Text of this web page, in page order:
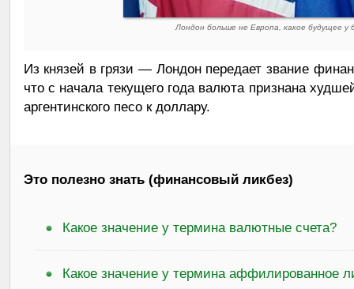
Лондон больше не Европа, какое будущее у
Из князей в грязи — Лондон передает звание
что с начала текущего года валюта признана
аргентинского песо к доллару.
Это полезно знать (финансовый ликбез)
Какое значение у термина валютные счета?
Какое значение у термина аффилированное